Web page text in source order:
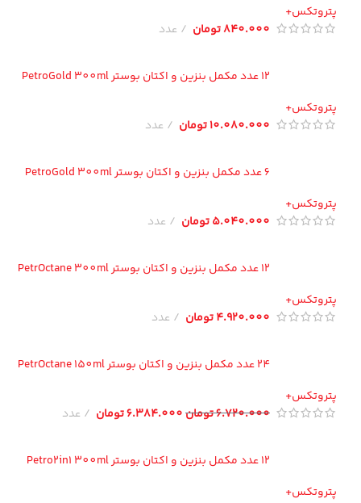
840.000تومان عدد
12 عدد مکمل بنزین و اکتان بوستر PetroGold 300ml
10.080.000تومان عدد
6 عدد مکمل بنزین و اکتان بوستر PetroGold 300ml
5.040.000تومان عدد
12 عدد مکمل بنزین و اکتان بوستر PetrOctane 300ml
4.920.000تومان عدد
24 عدد مکمل بنزین و اکتان بوستر PetrOctane 150ml
6.720.000تومان6.384.000تومان عدد
12 عدد مکمل بنزین و اکتان بوستر Petro2in1 300ml